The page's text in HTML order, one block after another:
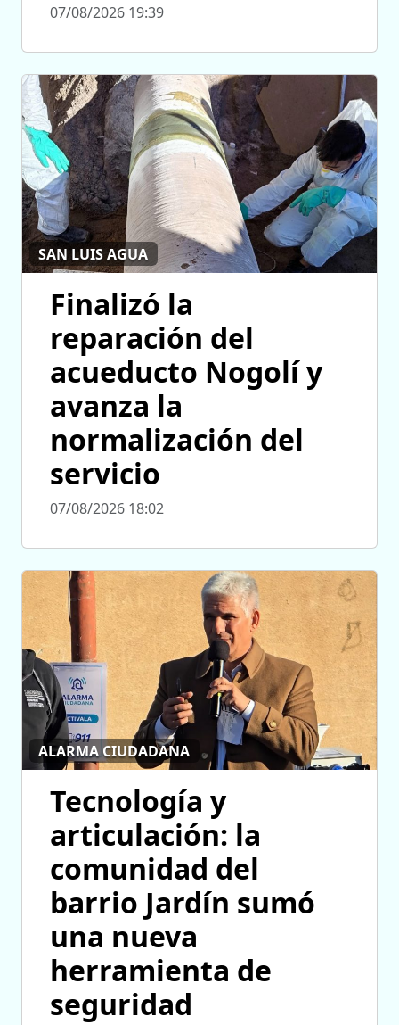
07/08/2026 19:39
SAN LUIS AGUA
Finalizó la
reparación del
acueducto Nogolí y
avanza la
normalización del
servicio
07/08/2026 18:02
ALARMA CIUDADANA
Tecnología y
articulación: la
comunidad del
barrio Jardín sumó
una nueva
herramienta de
seguridad